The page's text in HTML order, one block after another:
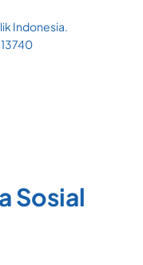
Indonesia.
Sosial